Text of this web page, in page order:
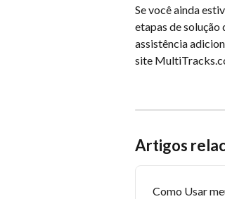
Se você ainda
etapas de
assistência
site
Artigos
Como Usar